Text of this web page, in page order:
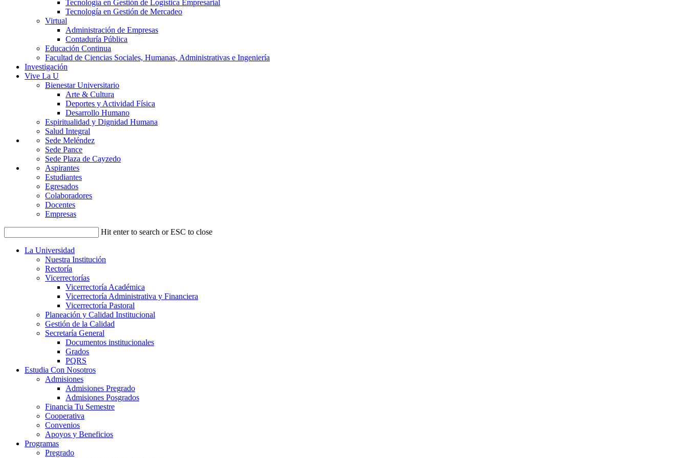
Tecnología en Gestión de Logística Empresarial
Tecnología en Gestión de Mercadeo
Virtual
Administración de Empresas
Contaduría Pública
Educación Continua
Facultad de Ciencias Sociales, Humanas, Administrativas e Ingeniería
Investigación
Vive La U
Bienestar Universitario
Arte & Cultura
Deportes y Actividad Física
Desarrollo Humano
Espiritualidad y Dignidad Humana
Salud Integral
Sede Meléndez
Sede Pance
Sede Plaza de Cayzedo
Aspirantes
Estudiantes
Egresados
Colaboradores
Docentes
Empresas
Hit enter to search or ESC to close
La Universidad
Nuestra Institución
Rectoría
Vicerrectorías
Vicerrectoría Académica
Vicerrectoría Administrativa y Financiera
Vicerrectoría Pastoral
Planeación y Calidad Institucional
Gestión de la Calidad
Secretaría General
Documentos institucionales
Grados
PQRS
Estudia Con Nosotros
Admisiones
Admisiones Pregrado
Admisiones Posgrados
Financia Tu Semestre
Cooperativa
Convenios
Apoyos y Beneficios
Programas
Pregrado